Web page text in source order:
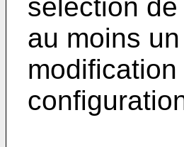
sélection
au moins